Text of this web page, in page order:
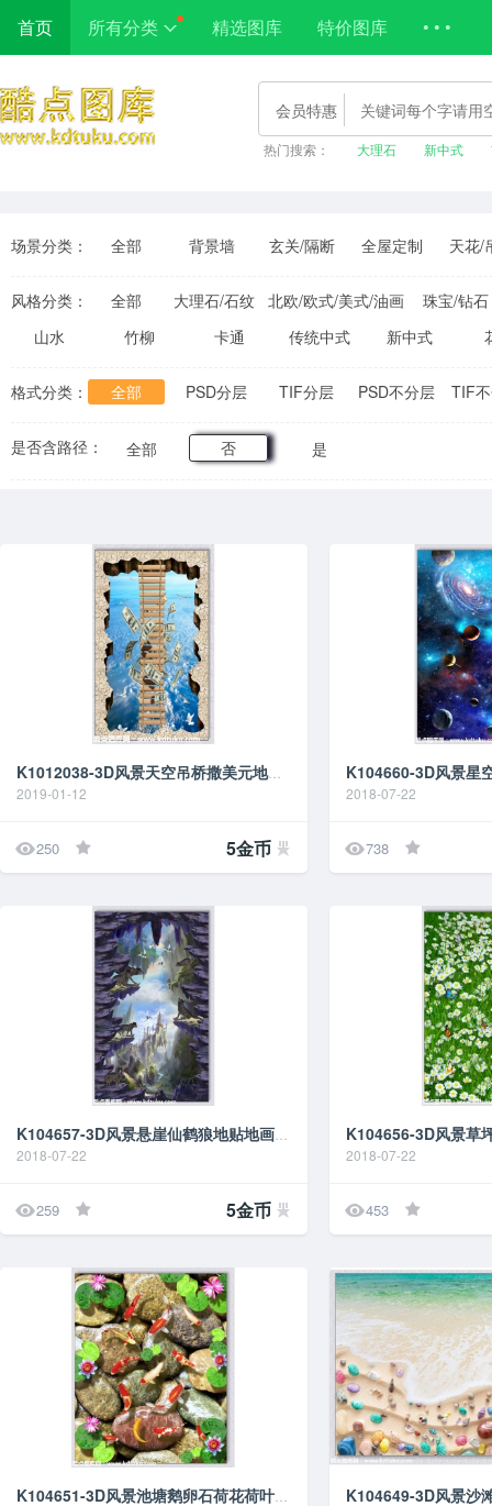
首页 所有分类 精选图库 特价图库 • • •
会员特惠
热门搜索： 大理石 新中式
场景分类： 全部 背景墙 玄关/隔断 全屋定制 天花/
风格分类： 全部 大理石/石纹 北欧/欧式/美式/油画
珠宝/钻石
山水
竹柳 卡通 传统中式 新中式
格式分类： 全部 PSD分层 TIF分层 PSD不分层 TIF
是否含路径： 全部 否 是
K1012038-3D风景天空吊桥撒美元地贴地画地台图
2019-01-12
250 5金币
2018-07-22
738
2018-07-22
259 5金币
2018-07-22
453